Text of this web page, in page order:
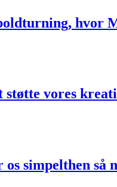
hvor
vores
simpelthen så